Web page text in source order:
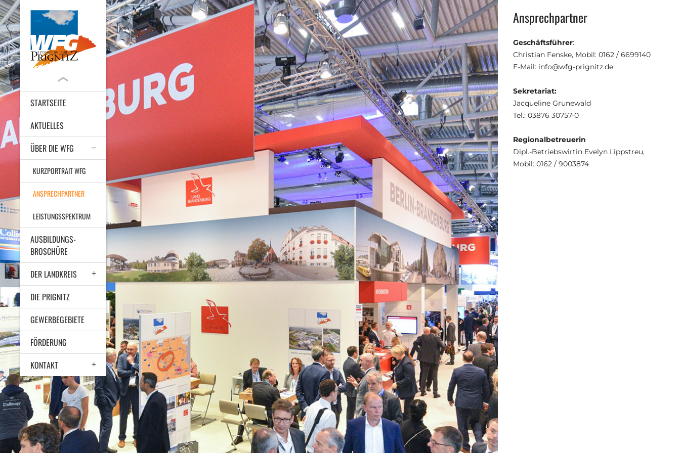
STARTSEITE
AKTUELLES
ÜBER DIE WFG
KURZPORTRAIT WFG
ANSPRECHPARTNER
LEISTUNGSSPEKTRUM
AUSBILDUNGS-
BROSCHÜRE
DER LANDKREIS
DIE PRIGNITZ
GEWERBEGEBIETE
FÖRDERUNG
KONTAKT
Ansprechpartner
Geschäftsführer:
Christian Fenske, Mobil: 0162 / 6699140
E-Mail: info@wfg-prignitz.de
Sekretariat:
Jacqueline Grunewald
Tel.: 03876 30757-0
Regionalbetreuerin
Dipl.-Betriebswirtin Evelyn Lippstreu,
Mobil: 0162 / 9003874